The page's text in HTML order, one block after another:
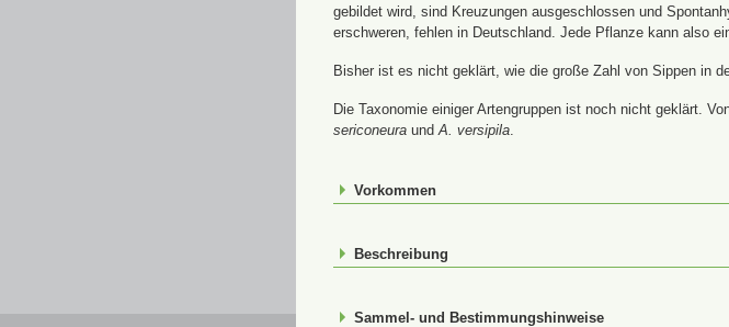
gebildet wird, sind Kreuzungen ausgeschlossen und
erschweren, fehlen in Deutschland. Jede Pflanze kann also
Bisher ist es nicht geklärt, wie die große Zahl von Sippen in
Die Taxonomie einiger Artengruppen ist noch nicht geklärt.
sericoneura undA. versipila.
Vorkommen
Beschreibung
Sammel- und Bestimmungshinweise